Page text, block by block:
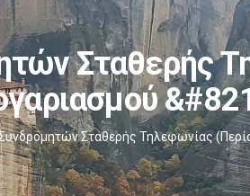
Σταθερής
Σταθερής Τηλεφωνίας